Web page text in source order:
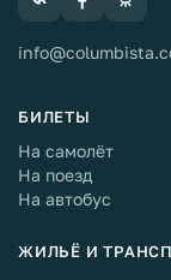
БИЛЕТЫ
На самолёт
На поезд
На автобус
ЖИЛЬЁ И